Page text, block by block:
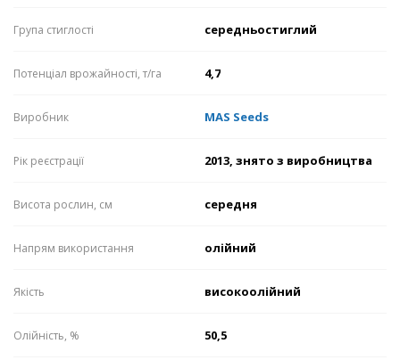
Група стиглості середньостиглий
Потенціал врожайності, т/га 4,7
Виробник MAS Seeds
Рік реєстрації 2013, знято з виробництва
Висота рослин, см середня
Напрям використання олійний
Якість високоолійний
Олійність, % 50,5